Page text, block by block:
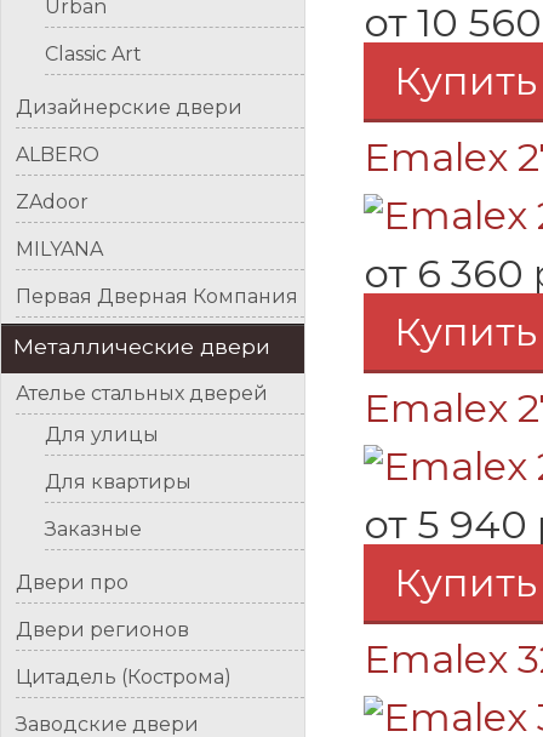
Urban
Classic Art
Дизайнерские двери
ALBERO
ZAdoor
MILYANA
Первая Дверная Компания
Металлические двери
Ателье стальных дверей
Для улицы
Для квартиры
Заказные
Двери про
Двери регионов
Цитадель (Кострома)
Заводские двери
от 10
Купить
Emalex
от 6 360
Купить
Emalex
от 5 940
Купить
Emalex